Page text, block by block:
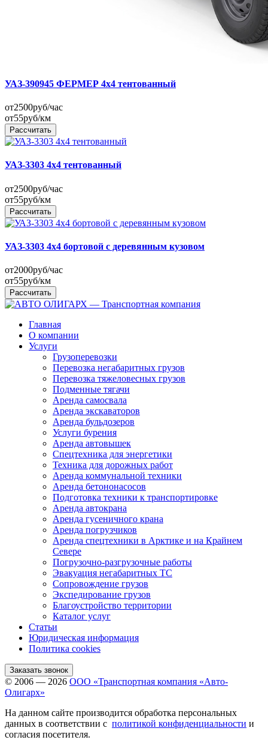
УАЗ-390945 ФЕРМЕР 4x4 тентованный
от2500руб/час
от55руб/км
Рассчитать
УАЗ-3303 4x4 тентованный
от2500руб/час
от55руб/км
Рассчитать
УАЗ-3303 4x4 бортовой с деревянным кузовом
от2000руб/час
от55руб/км
Рассчитать
Главная
О компании
Услуги
Грузоперевозки
Перевозка негабаритных грузов
Перевозка тяжеловесных грузов
Подменные тягачи
Аренда самосвала
Аренда экскаваторов
Аренда бульдозеров
Услуги бурения
Аренда автовышек
Спецтехника для энергетики
Техника для дорожных работ
Аренда коммунальной техники
Аренда бетононасосов
Подготовка техники к транспортировке
Аренда автокрана
Аренда гусеничного крана
Аренда погрузчиков
Аренда спецтехники в Арктике и на Крайнем
Севере
Погрузочно-разгрузочные работы
Эвакуация негабаритных ТС
Сопровождение грузов
Экспедирование грузов
Благоустройство территории
Каталог услуг
Статьи
Юридическая информация
Политика cookies
Заказать звонок
© 2006 — 2026 ООО «Транспортная компания «Авто-
Олигарх»
На данном сайте производится обработка персональных
данных в соответствии с политикой конфиденциальности и
согласия посетителя.